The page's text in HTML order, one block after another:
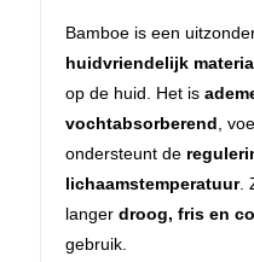
Bamboe is een
huidvriendelijk
op de huid. Het is
vochtabsorberend ,
ondersteunt de
lichaamstemperatuur.
langer droog, fris en
gebruik.